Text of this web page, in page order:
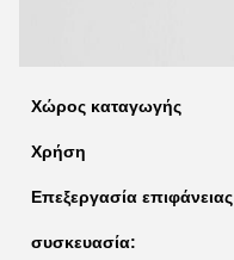
Χώρος καταγωγής
Χρήση
Επεξεργασία επιφάνειας
συσκευασία: